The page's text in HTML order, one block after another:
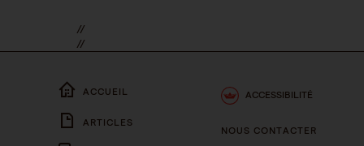
//
//
ACCUEIL
ARTICLES
ACCESSIBILITÉ
NOUS CONTACTER